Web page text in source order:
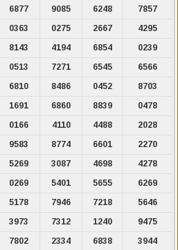
6877 9085 6248
7857
0363 0275 2667
4295
8143 4194 6854
0239
0513 7271 6545
6566
6810 8486 0452
8703
1691 6860 8839
0478
0166 4110 4488
2028
9583 8774 6601
2270
5269 3087 4698
4278
0269 5401 5655
6269
5178 7946 7218
5646
3973 7312 1240
9475
7802 2334 6838
3944